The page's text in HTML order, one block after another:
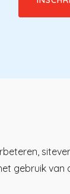
gebruik